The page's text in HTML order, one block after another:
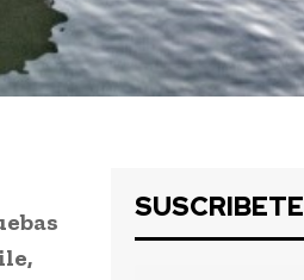
SUSCRIBETE